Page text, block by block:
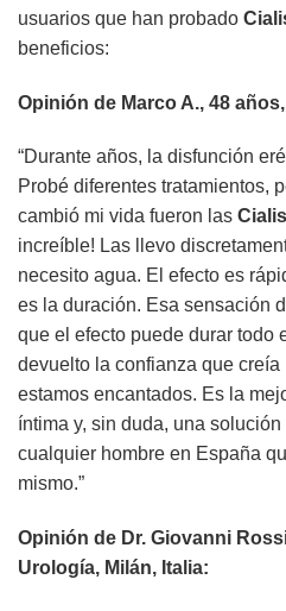
usuarios que han probado
beneficios:
Opinión de Marco A., 48
“Durante años, la disfunción
Probé diferentes tratamientos,
cambió mi vida fueron las
increíble! Las llevo
necesito agua. El efecto es
es la duración. Esa sensación
que el efecto puede durar todo
devuelto la confianza que
estamos encantados. Es la
íntima y, sin duda, una
cualquier hombre en España
mismo.”
Opinión de Dr. Giovanni
Urología, Milán, Italia: